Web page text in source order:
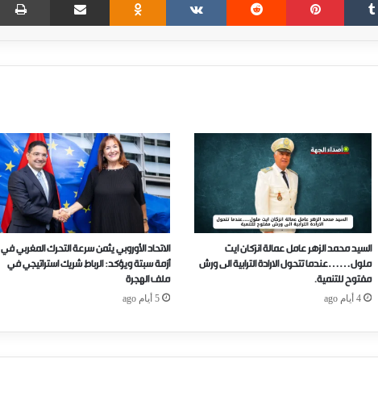
السيد محمد الزهر عامل عمالة انزكان ايت
ملول……عندما تتحول الارادة الترابية الى ورش
مفتوح للتنمية.
4 أيام ago
الاتحاد الأوروبي يثمن سرعة التحرك المغربي في
أزمة سبتة ويؤكد: الرباط شريك استراتيجي في
ملف الهجرة
5 أيام ago